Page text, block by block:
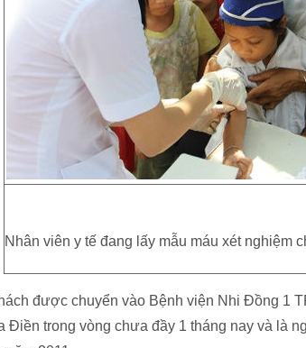
Nhân viên y tế đang lấy mẫu máu xét nghiệm
được chuyển vào Bệnh viện Nhi Đồng 1
Điền trong vòng chưa đầy 1 tháng nay và là